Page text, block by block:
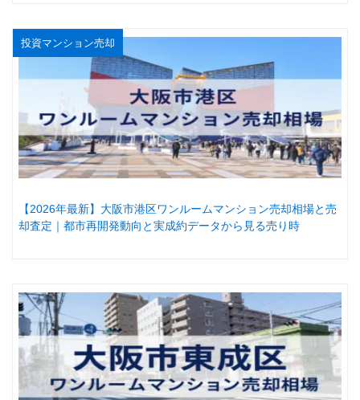
投資マンション売却
【2026年最新】大阪市港区ワンルームマンション売却相場と売
却査定｜都市再開発動向と実成約データから見る売り時